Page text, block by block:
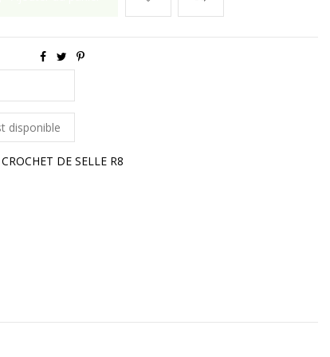
CROCHET DE SELLE R8